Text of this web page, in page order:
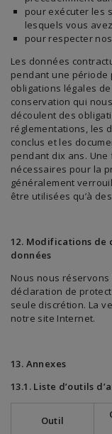
pour exécuter les
lesquels vous
pour respecter
Les données
pendant une période
obligations légales
conservation qui
découlent des
réglementations, les
conclus et les
pendant dix ans.
nécessaires pour la
généralement
être utilisées qu’à
12. Modifications
données
Nous nous
déclaration de
seule discrétion. La
notre site Internet.
13. Annexes
13.1. Liste d’outils
Outil